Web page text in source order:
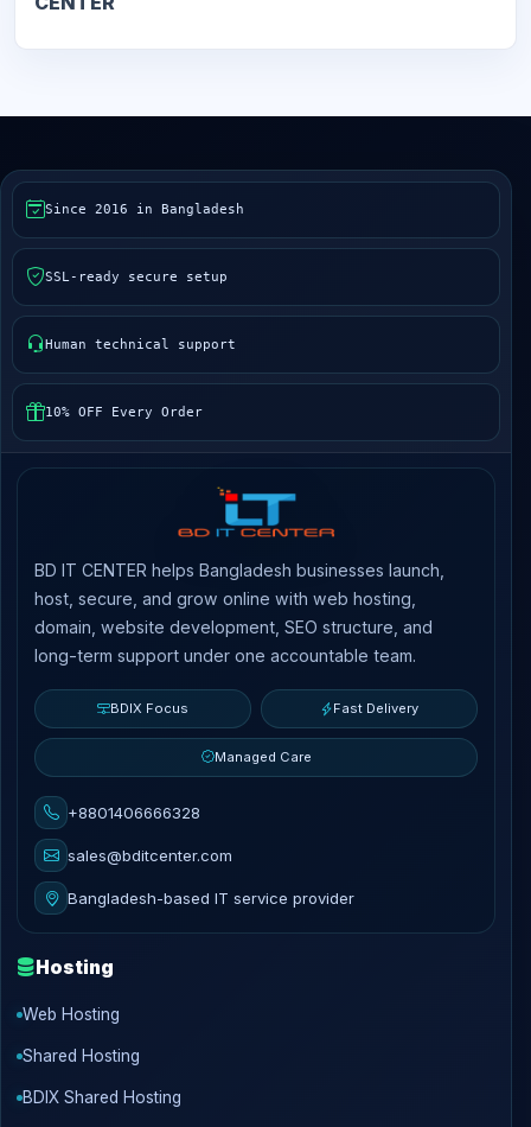
Since 2016 in Bangladesh
SSL-ready secure setup
Human technical support
10% OFF Every Order
BD IT CENTER helps Bangladesh businesses launch,
host, secure, and grow online with web hosting,
domain, website development, SEO structure, and
long-term support under one accountable team.
BDIX Focus Fast Delivery
Managed Care
+8801406666328
sales@bditcenter.com
Bangladesh-based IT service provider
Hosting
Web Hosting
Shared Hosting
BDIX Shared Hosting